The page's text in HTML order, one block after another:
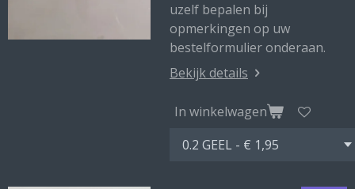
uzelf bepalen bij
opmerkingen op uw
bestelformulier onderaan.
Bekijk details
In winkelwagen